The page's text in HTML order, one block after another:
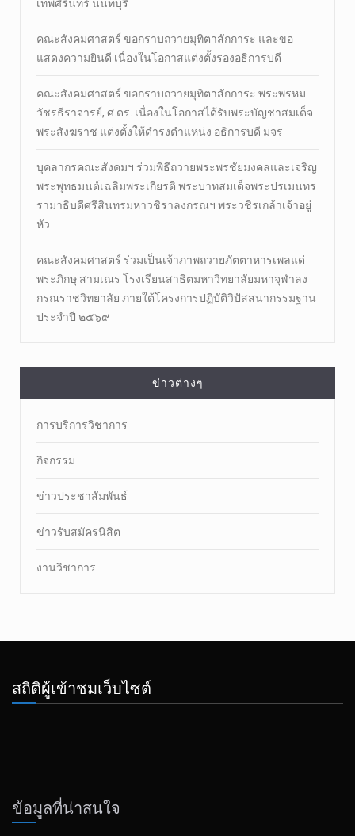
เทพศิรินทร์ นนทบุรี
คณะสังคมศาสตร์ ขอกราบถวายมุทิตาสักการะ และขอ
แสดงความยินดี เนื่องในโอกาสแต่งตั้งรองอธิการบดี
คณะสังคมศาสตร์ ขอกราบถวายมุทิตาสักการะ พระพรหม
วัชรธีราจารย์, ศ.ดร. เนื่องในโอกาสได้รับพระบัญชาสมเด็จ
พระสังฆราช แต่งตั้งให้ดำรงตำแหน่ง อธิการบดี มจร
บุคลากรคณะสังคมฯ ร่วมพิธีถวายพระพรชัยมงคลและเจริญ
พระพุทธมนต์เฉลิมพระเกียรติ พระบาทสมเด็จพระปรเมนทร
รามาธิบดีศรีสินทรมหาวชิราลงกรณฯ พระวชิรเกล้าเจ้าอยู่
หัว
คณะสังคมศาสตร์ ร่วมเป็นเจ้าภาพถวายภัตตาหารเพลแด่
พระภิกษุ สามเณร โรงเรียนสาธิตมหาวิทยาลัยมหาจุฬาลง
กรณราชวิทยาลัย ภายใต้โครงการปฏิบัติวิปัสสนากรรมฐาน
ประจำปี ๒๕๖๙
ข่าวต่างๆ
การบริการวิชาการ
กิจกรรม
ข่าวประชาสัมพันธ์
ข่าวรับสมัครนิสิต
งานวิชาการ
สถิติผู้เข้าชมเว็บไซต์
ข้อมูลที่น่าสนใจ